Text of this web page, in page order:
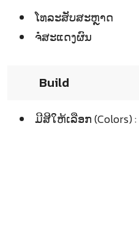
ໂທລະສັບສະຫຼາດ
ຈໍໍສະແດງຜົນ
Build
ມີສີໃຫ້ເລືອກ (Colors) :